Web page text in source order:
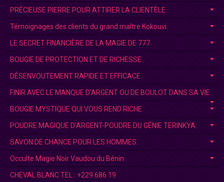
PRÉCIEUSE PIERRE POUR ATTIRER LA CLIENTÈLE.
Témoignages des clients du grand maître Kokouvi.
LE SECRET FINANCIÈRE DE LA MAGIE DE 777.
BOUGIE DE PROTECTION ET DE RICHESSE.
DÉSENVOUTEMENT RAPIDE ET EFFICACE.
FINIR AVEC LE MANQUE D'ARGENT OU DE BOULOT DANS SA VIE.
BOUGIE MYSTIQUE QUI VOUS REND RICHE.
POUDRE MAGIQUE D’ARGENT-POUDRE DU GÉNIE TERINKYA.
SAVON DE CHANCE POUR LES HOMMES.
Occulte Magie Noir Vaudou du Bénin
CHEVAL BLANC.TEL : +229 686 19